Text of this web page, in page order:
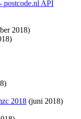
postcode.nl API
2018)
2018 (juni 2018)